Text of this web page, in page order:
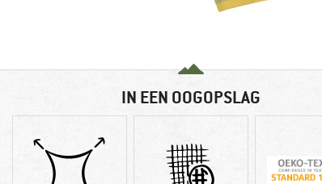
IN EEN OOGOPSLAG